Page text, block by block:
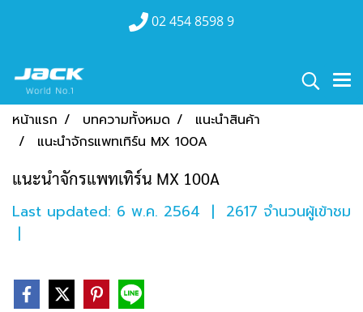
02 454 8598 9
หน้าแรก บทความทั้งหมด
แนะนำสินค้า
แนะนำจักรแพทเทิร์น MX 100A
แนะนำจักรแพทเทิร์น MX 100A
Last updated: 6 พ.ค. 2564 | 2617 จำนวนผู้เข้าชม
|